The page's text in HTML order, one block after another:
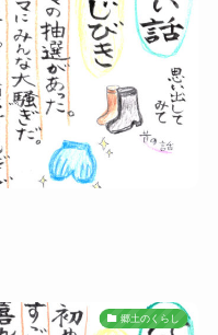
郷土のくらし